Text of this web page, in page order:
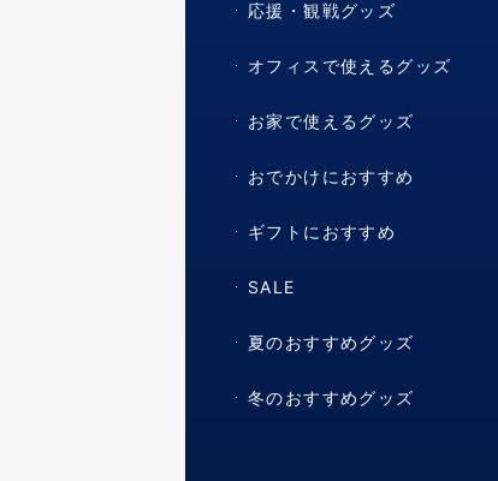
応援・観戦グッズ
オフィスで使えるグッズ
お家で使えるグッズ
おでかけにおすすめ
ギフトにおすすめ
SALE
夏のおすすめグッズ
冬のおすすめグッズ